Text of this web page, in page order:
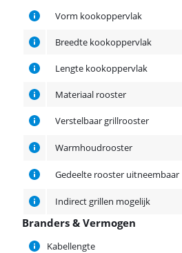
Kookoppervlak & Prestaties
Vorm kookoppervlak
Breedte kookoppervlak
Lengte kookoppervlak
Materiaal rooster
Verstelbaar grillrooster
Warmhoudrooster
Gedeelte rooster uitneembaar
Indirect grillen mogelijk
Branders & Vermogen
Branders & Vermogen
Kabellengte